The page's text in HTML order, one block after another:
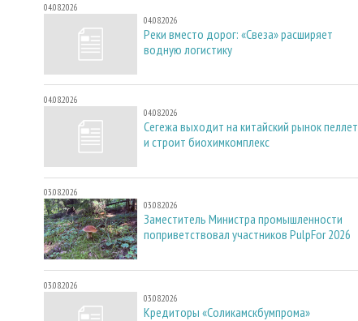
04.08.2026
04.08.2026
Реки вместо дорог: «Свеза» расширяет
водную логистику
04.08.2026
04.08.2026
Сегежа выходит на китайский рынок пеллет
и строит биохимкомплекс
03.08.2026
03.08.2026
Заместитель Министра промышленности
поприветствовал участников PulpFor 2026
03.08.2026
03.08.2026
Кредиторы «Соликамскбумпрома»